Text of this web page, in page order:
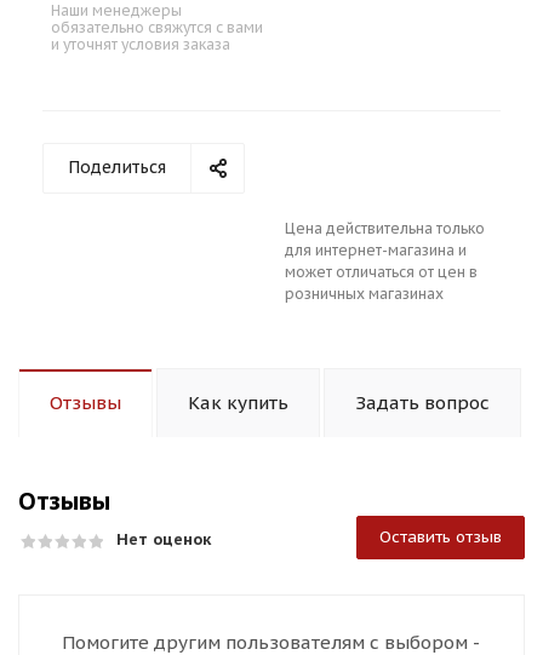
Наши менеджеры
обязательно свяжутся с вами
и уточнят условия заказа
Поделиться
Цена действительна только
для интернет-магазина и
может отличаться от цен в
розничных магазинах
Отзывы Как купить Задать вопрос
Отзывы
Нет оценок Оставить отзыв
Помогите другим пользователям с выбором -